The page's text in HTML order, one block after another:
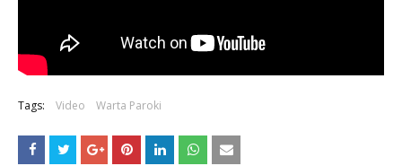
Tags: Video Warta Paroki